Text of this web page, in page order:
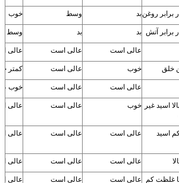
برابر روغنبد وسط خوب
برابر آتش بد بد وسط
عالی است عالی است عالی
خلق خوب عالی است کمتر
عالی است عالی است خوب
اسید غیر خوب عالی است عالی
اسید
عالی است عالی است عالی
عالی است عالی است عالی
غلظت کم عالی است عالی است عالی